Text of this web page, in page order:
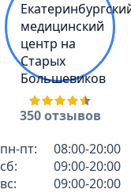
350 отзывов
пн-пт:
08:00-20:00
сб:
09:00-20:00
вс:
09:00-20:00